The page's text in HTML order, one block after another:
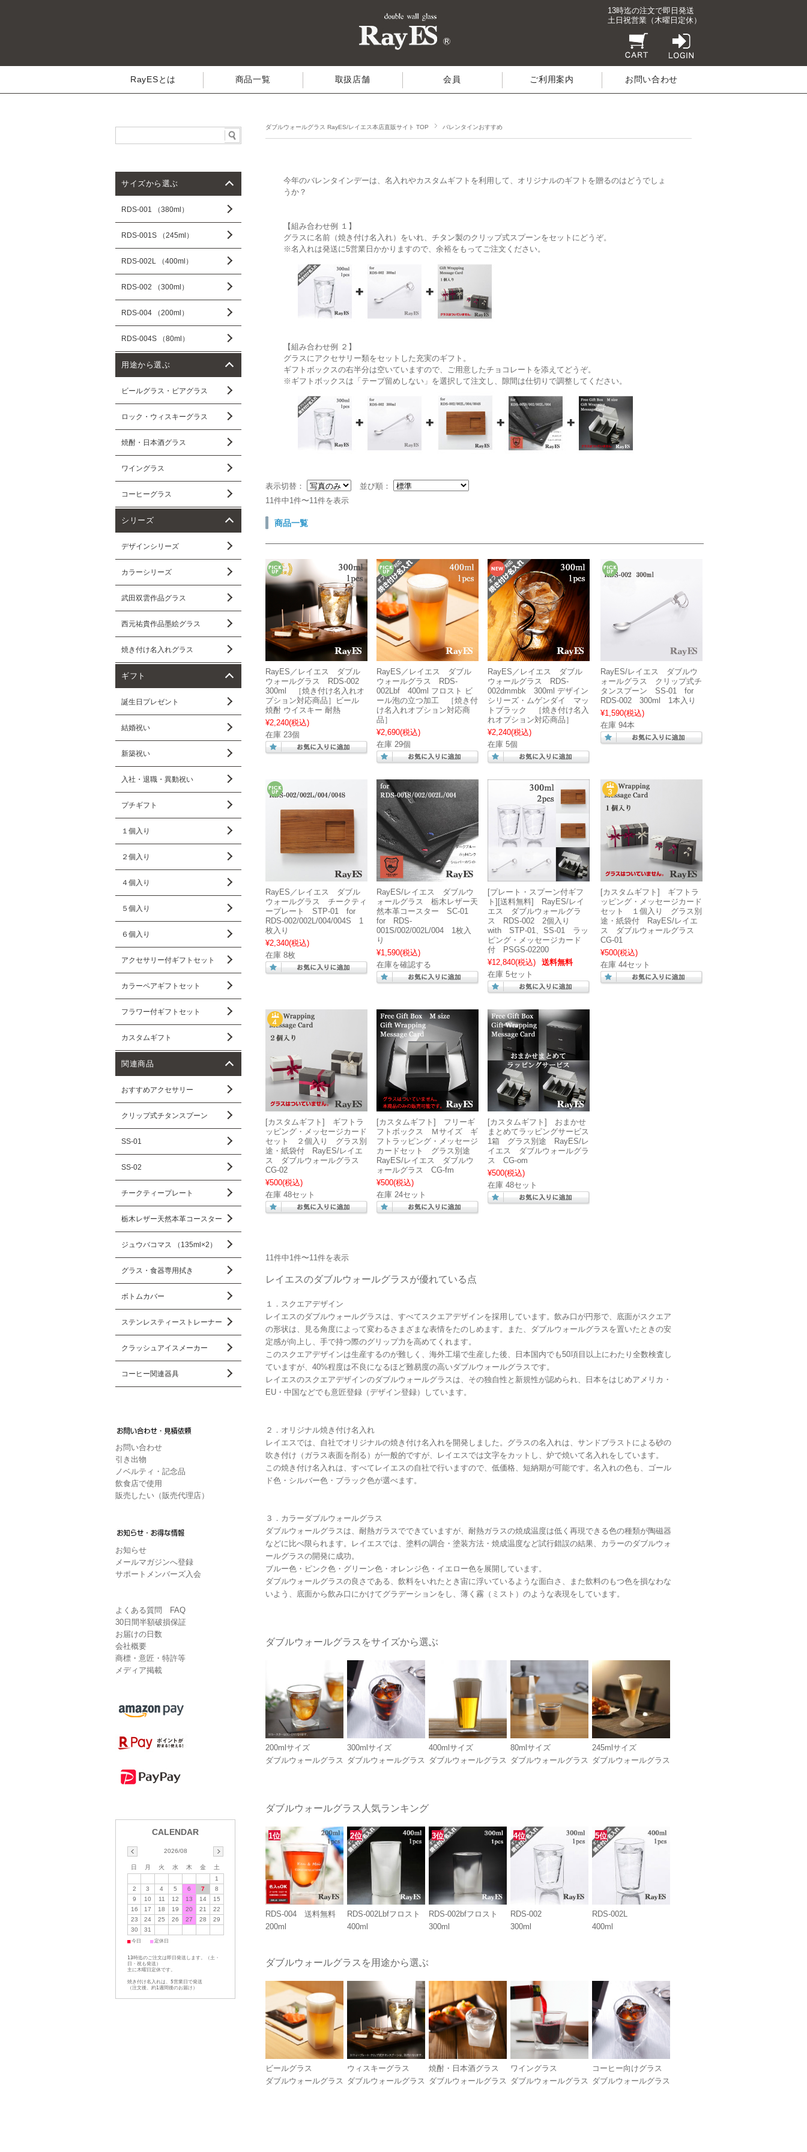
13時迄の注文で即日発送
土日祝営業（木曜日定休）
RayESとは 商品一覧 取扱店舗 会員 ご利用案内 お問い合わせ
ダブルウォールグラス RayES/レイエス本店直販サイト TOP バレンタインおすすめ
今年のバレンタインデーは、名入れやカスタムギフトを利用して、オリジナルのギフトを贈るのはどうでしょ
うか？
【組み合わせ例 １】
グラスに名前（焼き付け名入れ）をいれ、チタン製のクリップ式スプーンをセットにどうぞ。
※名入れは発送に5営業日かかりますので、余裕をもってご注文ください。
【組み合わせ例 ２】
グラスにアクセサリー類をセットした充実のギフト。
ギフトボックスの右半分は空いていますので、ご用意したチョコレートを添えてどうぞ。
※ギフトボックスは「テープ留めしない」を選択して注文し、隙間は仕切りで調整してください。
表示切替：
並び順：
11件中1件〜11件を表示
商品一覧
RayES／レイエス ダブル
ウォールグラス RDS-002
300ml ［焼き付け名入れオ
プション対応商品］ビール
焼酎 ウイスキー 耐熱
¥2,240(税込)
在庫 23個
RayES／レイエス ダブル
ウォールグラス RDS-
002Lbf 400ml フロスト ビ
ール泡の立つ加工 ［焼き付
け名入れオプション対応商
品］
¥2,690(税込)
在庫 29個
RayES／レイエス ダブル
ウォールグラス RDS-
002dmmbk 300ml デザイン
シリーズ・ムゲンダイ マッ
トブラック ［焼き付け名入
れオプション対応商品］
¥2,240(税込)
在庫 5個
RayES/レイエス ダブルウ
ォールグラス クリップ式チ
タンスプーン SS-01 for
RDS-002 300ml 1本入り
¥1,590(税込)
在庫 94本
RayES／レイエス ダブル
ウォールグラス チークティ
ープレート STP-01 for
RDS-002/002L/004/004S 1
枚入り
¥2,340(税込)
在庫 8枚
RayES/レイエス ダブルウ
ォールグラス 栃木レザー天
然本革コースター SC-01
for RDS-
001S/002/002L/004 1枚入
り
¥1,590(税込)
在庫を確認する
[プレート・スプーン付ギフ
ト][送料無料] RayES/レイ
エス ダブルウォールグラ
ス RDS-002 2個入り
with STP-01、SS-01 ラッ
ピング・メッセージカード
付 PSGS-02200
¥12,840(税込)
送料無料
在庫 5セット
[カスタムギフト] ギフトラ
ッピング・メッセージカード
セット １個入り グラス別
途・紙袋付 RayES/レイエ
ス ダブルウォールグラス
CG-01
¥500(税込)
在庫 44セット
[カスタムギフト] ギフトラ
ッピング・メッセージカード
セット ２個入り グラス別
途・紙袋付 RayES/レイエ
ス ダブルウォールグラス
CG-02
¥500(税込)
在庫 48セット
[カスタムギフト] フリーギ
フトボックス Ｍサイズ ギ
フトラッピング・メッセージ
カードセット グラス別途
RayES/レイエス ダブルウ
ォールグラス CG-fm
¥500(税込)
在庫 24セット
[カスタムギフト] おまかせ
まとめてラッピングサービス
1箱 グラス別途 RayES/レ
イエス ダブルウォールグラ
ス CG-om
¥500(税込)
在庫 48セット
11件中1件〜11件を表示
レイエスのダブルウォールグラスが優れている点
１．スクエアデザイン
レイエスのダブルウォールグラスは、すべてスクエアデザインを採用しています。飲み口が円形で、底面がスクエア
の形状は、見る角度によって変わるさまざまな表情をたのしめます。また、ダブルウォールグラスを置いたときの安
定感が向上し、手で持つ際のグリップ力を高めてくれます。
このスクエアデザインは生産するのが難しく、海外工場で生産した後、日本国内でも50項目以上にわたり全数検査し
ていますが、40%程度は不良になるほど難易度の高いダブルウォールグラスです。
レイエスのスクエアデザインのダブルウォールグラスは、その独自性と新規性が認められ、日本をはじめアメリカ・
EU・中国などでも意匠登録（デザイン登録）しています。
２．オリジナル焼き付け名入れ
レイエスでは、自社でオリジナルの焼き付け名入れを開発しました。グラスの名入れは、サンドブラストによる砂の
吹き付け（ガラス表面を削る）が一般的ですが、レイエスでは文字をカットし、炉で焼いて名入れをしています。
この焼き付け名入れは、すべてレイエスの自社で行いますので、低価格、短納期が可能です。名入れの色も、ゴール
ド色・シルバー色・ブラック色が選べます。
３．カラーダブルウォールグラス
ダブルウォールグラスは、耐熱ガラスでできていますが、耐熱ガラスの焼成温度は低く再現できる色の種類が陶磁器
などに比べ限られます。レイエスでは、塗料の調合・塗装方法・焼成温度など試行錯誤の結果、カラーのダブルウォ
ールグラスの開発に成功。
ブルー色・ピンク色・グリーン色・オレンジ色・イエロー色を展開しています。
ダブルウォールグラスの良さである、飲料をいれたとき宙に浮いているような面白さ、また飲料のもつ色を損なわな
いよう、底面から飲み口にかけてグラデーションをし、薄く霧（ミスト）のような表現をしています。
ダブルウォールグラスをサイズから選ぶ
200mlサイズ
ダブルウォールグラス
300mlサイズ
ダブルウォールグラス
400mlサイズ
ダブルウォールグラス
80mlサイズ
ダブルウォールグラス
245mlサイズ
ダブルウォールグラス
ダブルウォールグラス人気ランキング
1位
RDS-004 送料無料
200ml
2位
RDS-002Lbfフロスト
400ml
3位
RDS-002bfフロスト
300ml
4位
RDS-002
300ml
5位
RDS-002L
400ml
ダブルウォールグラスを用途から選ぶ
ビールグラス
ダブルウォールグラス
ウィスキーグラス
ダブルウォールグラス
焼酎・日本酒グラス
ダブルウォールグラス
ワイングラス
ダブルウォールグラス
コーヒー向けグラス
ダブルウォールグラス
サイズから選ぶ
RDS-001 （380ml）
RDS-001S （245ml）
RDS-002L （400ml）
RDS-002 （300ml）
RDS-004 （200ml）
RDS-004S （80ml）
用途から選ぶ
ビールグラス・ビアグラス
ロック・ウィスキーグラス
焼酎・日本酒グラス
ワイングラス
コーヒーグラス
シリーズ
デザインシリーズ
カラーシリーズ
武田双雲作品グラス
西元祐貴作品墨絵グラス
焼き付け名入れグラス
ギフト
誕生日プレゼント
結婚祝い
新築祝い
入社・退職・異動祝い
プチギフト
１個入り
２個入り
４個入り
５個入り
６個入り
アクセサリー付ギフトセット
カラーペアギフトセット
フラワー付ギフトセット
カスタムギフト
関連商品
おすすめアクセサリー
クリップ式チタンスプーン
SS-01
SS-02
チークティープレート
栃木レザー天然本革コースター
ジュウバコマス （135ml×2）
グラス・食器専用拭き
ボトムカバー
ステンレスティーストレーナー
クラッシュアイスメーカー
コーヒー関連器具
お問い合わせ
引き出物
ノベルティ・記念品
飲食店で使用
販売したい（販売代理店）
お知らせ
メールマガジンへ登録
サポートメンバーズ入会
よくある質問 FAQ
30日間半額破損保証
お届けの日数
会社概要
商標・意匠・特許等
メディア掲載
2026/08
日 月 火 水 木 金
土
1
2
3 4 5 6 7
8
9
10 11 12 13 14
15
16
17 18 19 20 21
22
23
24 25 26 27 28
29
30
31
■ 今日 ■ 定休日
13時迄のご注文は即日発送します。（土・
日・祝も発送）
主に木曜日定休です。
焼き付け名入れは、5営業日で発送
（注文後、約1週間後のお届け）